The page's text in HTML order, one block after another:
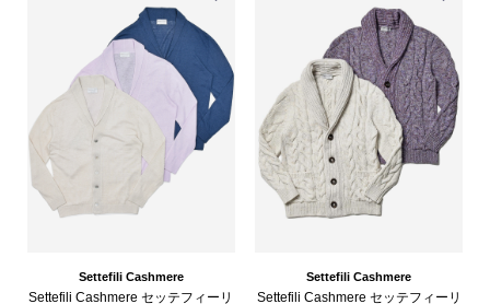
Settefili Cashmere
Settefili Cashmere セッテフィーリ
Settefili Cashmere
Settefili Cashmere セッテフィーリ